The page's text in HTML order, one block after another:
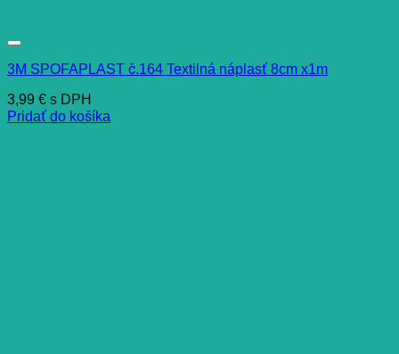
3M SPOFAPLAST č.164 Textilná náplasť 8cm x1m
3,99 € s DPH
Pridať do košíka